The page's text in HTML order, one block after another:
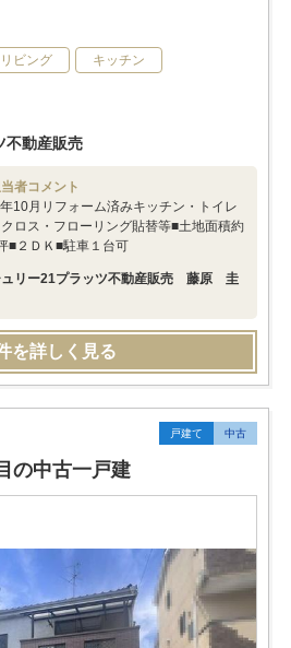
リビング キッチン
不動産販売
者コメント
10月リフォーム済みキッチン・トイレ
ロス・フローリング貼替等■土地面積約
■２ＤＫ■駐車１台可
ュリー21プラッツ不動産販売 藤原 圭
を詳しく見る
戸建て 中古
の中古一戸建